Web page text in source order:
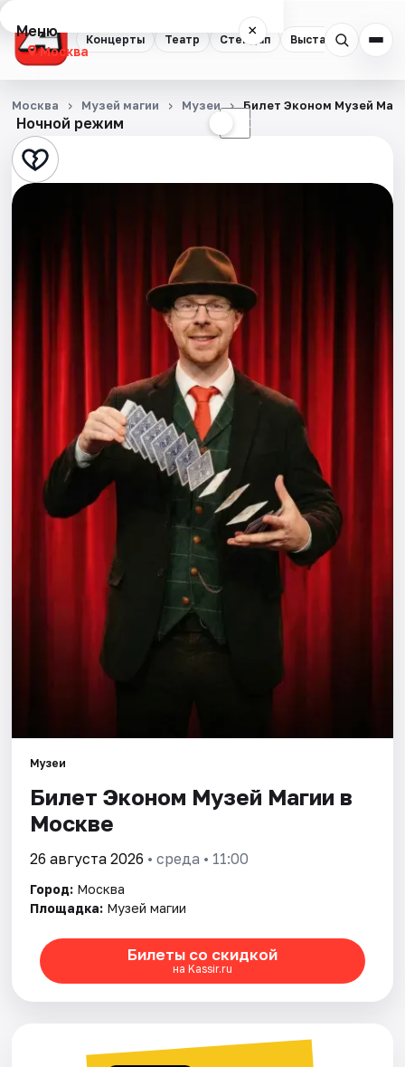
Концерты Театр Стендап Выставки
Меню ×
Москва
Концерты
Театр
Стендап
Города
Ночной режим ☾
Москва Музей магии Музеи Билет Эконом Музей
Музеи
Билет Эконом Музей Магии в
Москве
26 августа 2026 • среда • 11:00
Город: Москва
Площадка: Музей магии
Билеты со скидкой
на Kassir.ru